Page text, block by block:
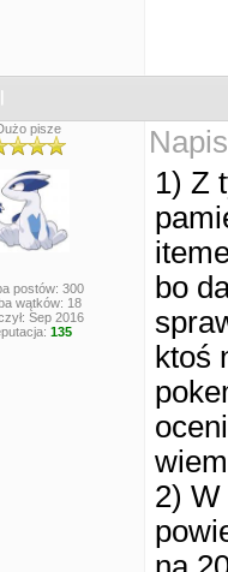
pisze
postów: 300
wątków: 18
Sep 2016
135
1) Z
bo
ktoś
2)